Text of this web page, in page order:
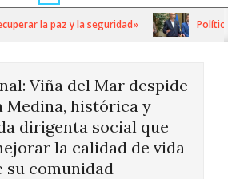
la paz y la seguridad» Política:
Viña del Mar despide
Medina, histórica y
dirigenta social que
la calidad de vida
su comunidad